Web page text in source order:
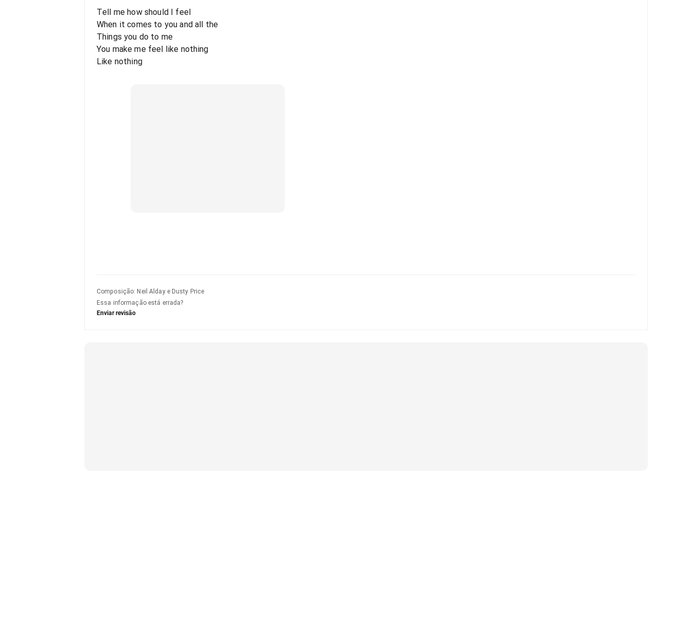
Tell me how should I feel
When it comes to you and all the
Things you do to me
You make me feel like nothing
Like nothing
Composição: Neil Alday e Dusty Price
Essa informação está errada?
Enviar revisão